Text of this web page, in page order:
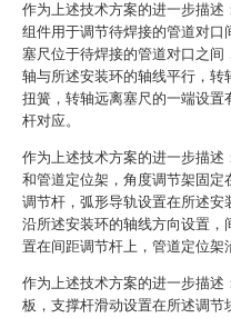
作为上述技术方案的进一步描
组件用于调节待焊接的管道对口
塞尺位于待焊接的管道对口之
轴与所述安装环的轴线平行，
扭簧，转轴远离塞尺的一端设
杆对应。
作为上述技术方案的进一步描
和管道定位架，角度调节架固
调节杆，弧形导轨设置在所述
沿所述安装环的轴线方向设置
置在间距调节杆上，管道定位架
作为上述技术方案的进一步描
板，支撑杆滑动设置在所述调